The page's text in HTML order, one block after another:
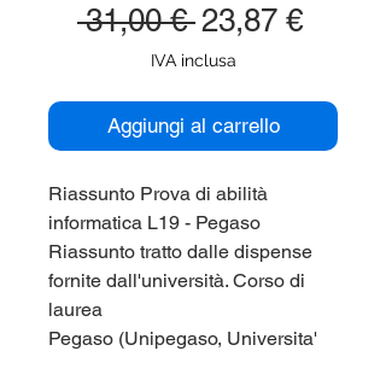
31,00 € Prezzo
regolare
23,87 €Prezzo
IVA inclusa
Aggiungi al carrello
Riassunto Prova di abilità
informatica L19 - Pegaso
Riassunto tratto dalle dispense
fornite dall'università. Corso di
laurea
Pegaso (Unipegaso, Universita'